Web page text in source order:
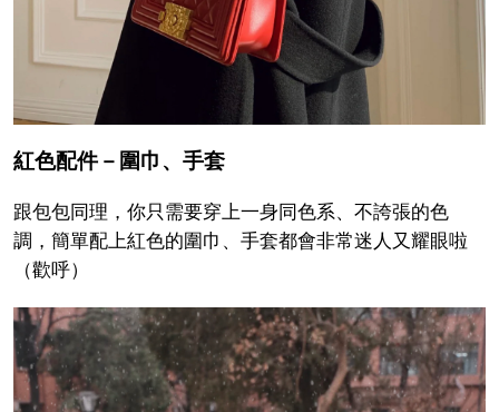
紅色配件－圍巾、手套
跟包包同理，你只需要穿上一身同色系、不誇張的色
調，簡單配上紅色的圍巾、手套都會非常迷人又耀眼啦
（歡呼）